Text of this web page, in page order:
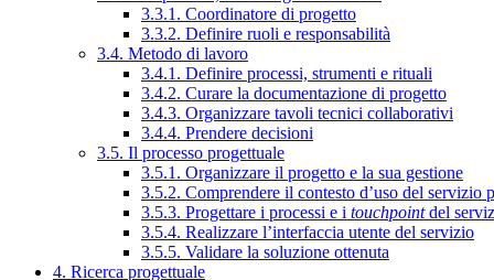
3.3.1. Coordinatore di progetto
3.3.2. Definire ruoli e responsabilità
3.4. Metodo di lavoro
3.4.1. Definire processi, strumenti e rituali
3.4.2. Curare la documentazione di progetto
3.4.3. Organizzare tavoli tecnici collaborativi
3.4.4. Prendere decisioni
3.5. Il processo progettuale
3.5.1. Organizzare il progetto e la sua gestione
3.5.2. Comprendere il contesto d’uso del servizio
3.5.3. Progettare i processi e i touchpointdel
3.5.4. Realizzare l’interfaccia utente del servizio
3.5.5. Validare la soluzione ottenuta
4. Ricerca progettuale